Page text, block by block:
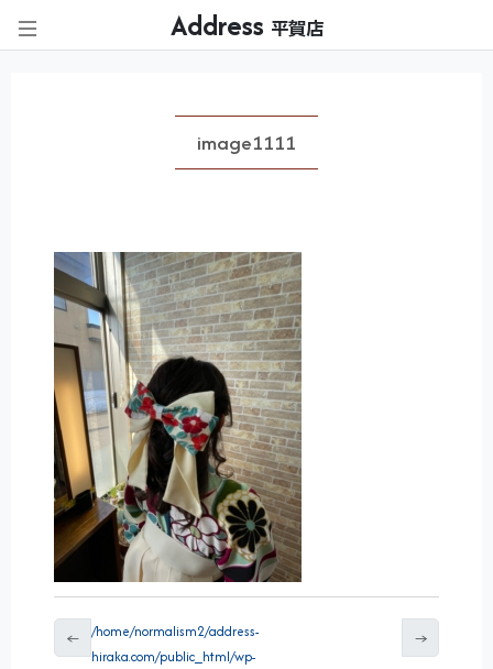
Address 平賀店
image1111
←
/home/normalism2/address-
hiraka.com/public_html/wp-
→